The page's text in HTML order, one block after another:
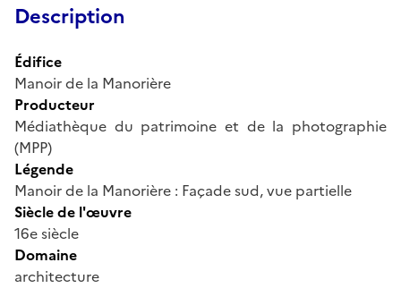
Description
Édifice
Manoir de la Manorière
Producteur
Médiathèque du patrimoine et de la photographie
(MPP)
Légende
Manoir de la Manorière : Façade sud, vue partielle
Siècle de l'œuvre
16e siècle
Domaine
architecture